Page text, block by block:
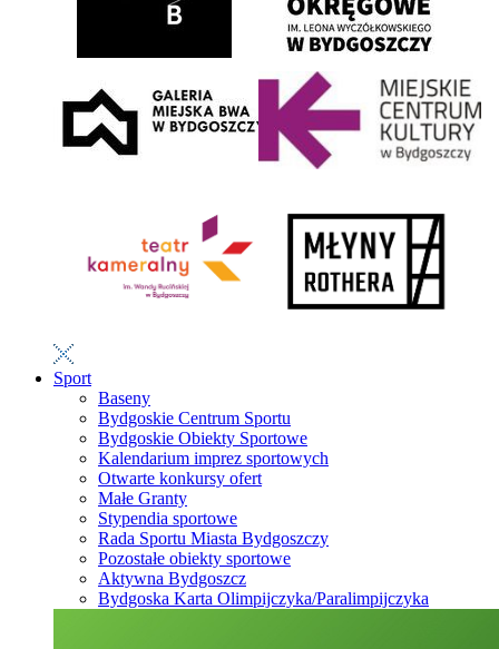
Sport
Baseny
Bydgoskie Centrum Sportu
Bydgoskie Obiekty Sportowe
Kalendarium imprez sportowych
Otwarte konkursy ofert
Małe Granty
Stypendia sportowe
Rada Sportu Miasta Bydgoszczy
Pozostałe obiekty sportowe
Aktywna Bydgoszcz
Bydgoska Karta Olimpijczyka/Paralimpijczyka